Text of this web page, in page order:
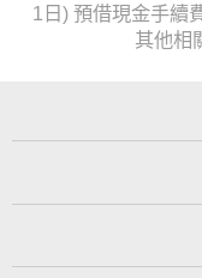
1日) 預借現金手續
其他相